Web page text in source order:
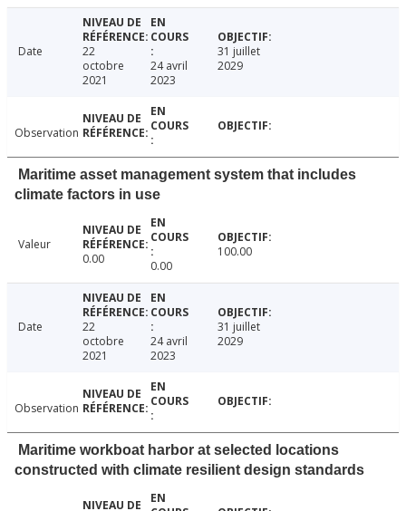
Date
22
octobre
2021
24 avril
2023
31 juillet
2029
Observation
Maritime asset management system that includes
climate factors in use
Valeur
0.00
0.00
100.00
Date
22
octobre
2021
24 avril
2023
31 juillet
2029
Observation
Maritime workboat harbor at selected locations
constructed with climate resilient design standards